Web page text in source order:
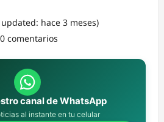
hace 3 meses)
0 comentarios
canal de WhatsApp
al instante en tu celular